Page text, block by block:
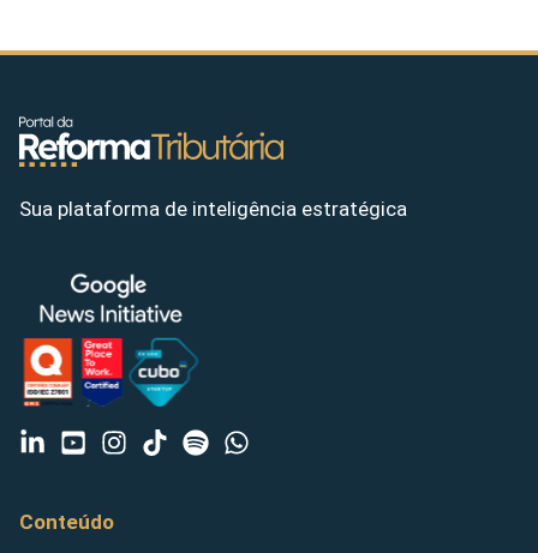
Sua plataforma de inteligência estratégica
Conteúdo